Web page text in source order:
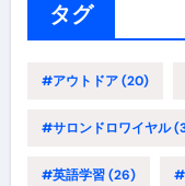
タグ
#アウトドア(20)
#サロンドロワイヤル
#英語学習(26) #